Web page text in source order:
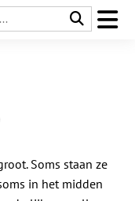
Soms staan ze
in het midden